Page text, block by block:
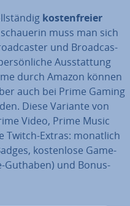
kos­ten­frei­er
muss man sich
und Broad­cas­
Aus­stat­tung
durch Amazon können
auch bei Prime Gaming
Diese Variante von
Video, Prime Music
Twitch-Extras: monatlich
kos­ten­lo­se Game-
Guthaben) und Bonus-